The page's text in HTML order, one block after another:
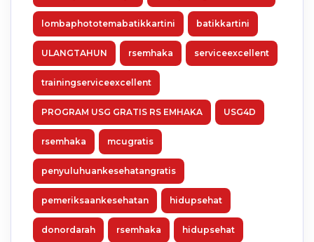
lombaphototemabatikkartini batikkartini
ULANGTAHUN rsemhaka serviceexcellent
trainingserviceexcellent
PROGRAM USG GRATIS RS EMHAKA USG4D
rsemhaka mcugratis
penyuluhuankesehatangratis
pemeriksaankesehatan hidupsehat
donordarah rsemhaka hidupsehat